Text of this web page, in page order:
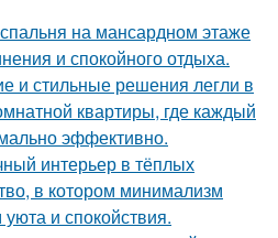
на мансардном этаже
и спокойного отдыха.
и стильные решения легли в
квартиры, где каждый
эффективно.
интерьер в тёплых
в котором минимализм
и спокойствия.